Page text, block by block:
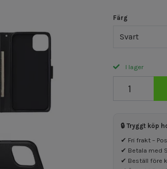
Färg
Svart
I lager
🔒 Tryggt köp
✔ Fri frakt –
✔ Betala med
✔ Beställ före